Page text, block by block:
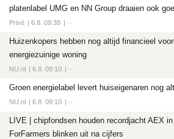
Voetbal
Ajax
Cambuur
Feyenoord
Twente
Tech
platenlabel UMG en NN Group draaien ook
Privé 6.8. 09:38 ··
Huizenkopers hebben nog altijd financieel
energiezuinige woning
NU.nl 6.8. 09:10 ··
Groen energielabel levert huiseigenaren nog
NU.nl 6.8. 09:10 ··
LIVE | chipfondsen houden recordjacht AEX
ForFarmers blinken uit na cijfers